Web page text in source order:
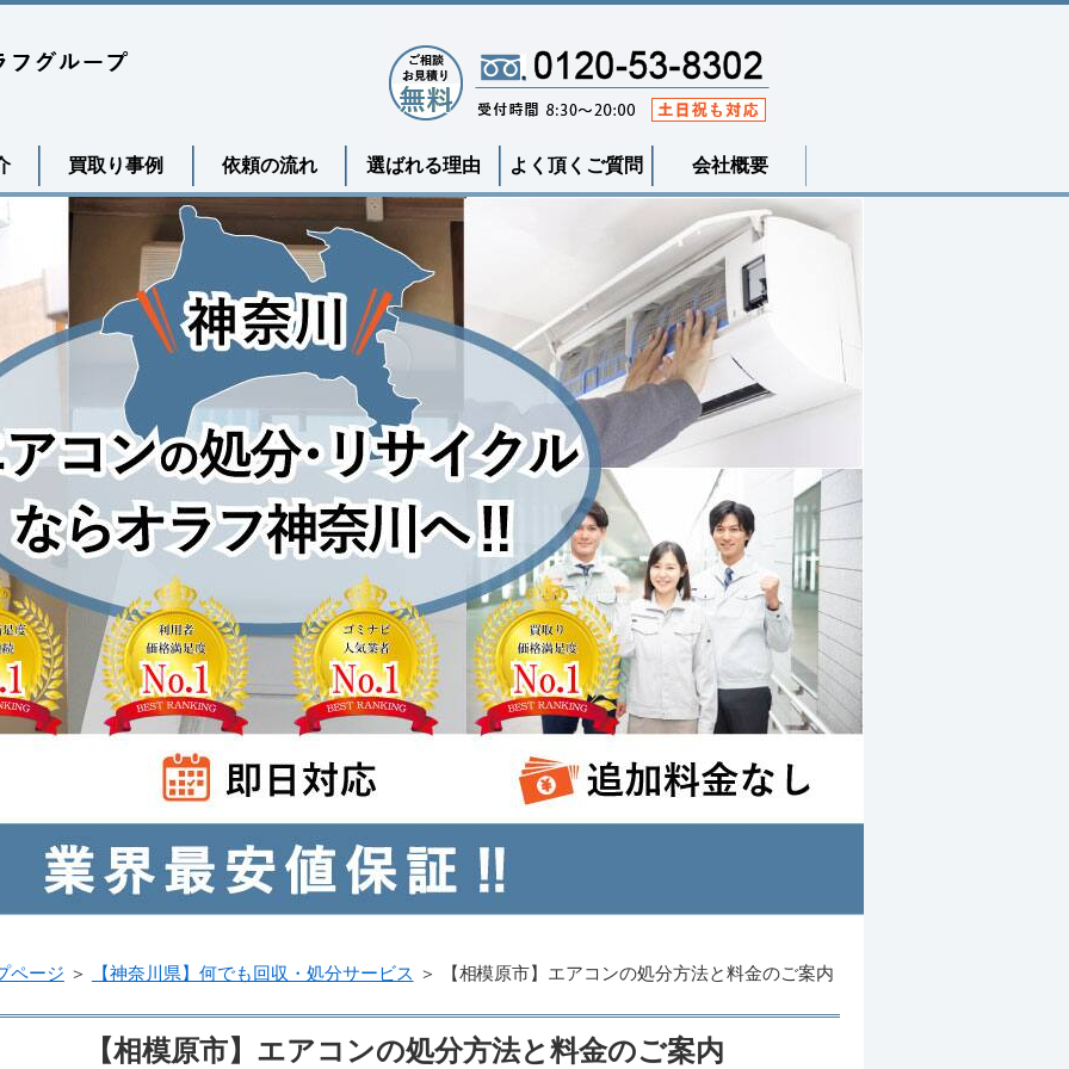
買取り事例 依頼の流れ 選ばれる理由 よく頂くご質問 会社概要
ページ ＞ 【神奈川県】何でも回収・処分サービス ＞ 【相模原市】エアコンの処分方法と料金のご案内
【相模原市】エアコンの処分方法と料金のご案内